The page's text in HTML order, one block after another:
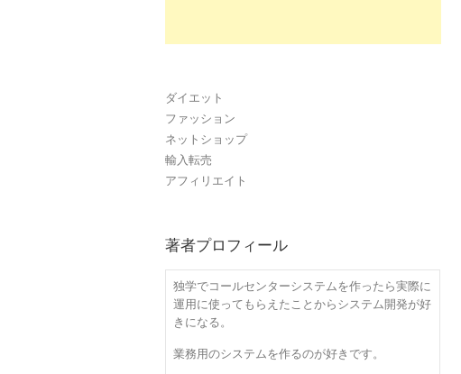
ダイエット
ファッション
ネットショップ
輸入転売
アフィリエイト
著者プロフィール
独学でコールセンターシステムを作ったら実際に
運用に使ってもらえたことからシステム開発が好
きになる。
業務用のシステムを作るのが好きです。